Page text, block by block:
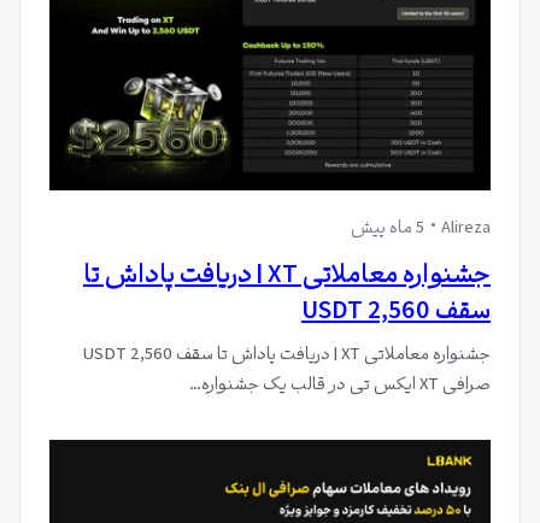
Alireza 5 ماه پیش
جشنواره معاملاتی XT | دریافت پاداش تا
سقف 2,560 USDT
جشنواره معاملاتی XT | دریافت پاداش تا سقف 2,560 USDT
صرافی XT ایکس تی در قالب یک جشنواره…